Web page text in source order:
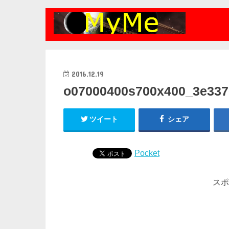
2016.12.19
ツイート シェア
Pocket
ス